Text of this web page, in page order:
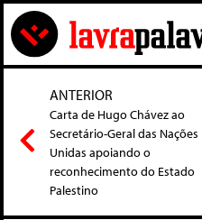
ANTERIOR
Carta de Hugo Chávez ao
Secretário-Geral das Nações
Unidas apoiando o
reconhecimento do Estado
Palestino